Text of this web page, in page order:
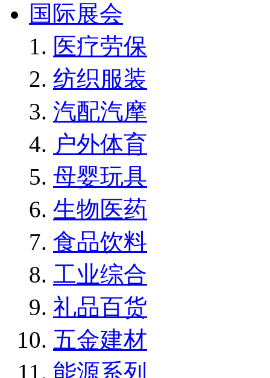
国际展会
医疗劳保
纺织服装
汽配汽摩
户外体育
母婴玩具
生物医药
食品饮料
工业综合
礼品百货
五金建材
能源系列